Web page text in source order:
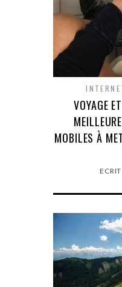
VOYAGE
MOBILES À
ECRIT